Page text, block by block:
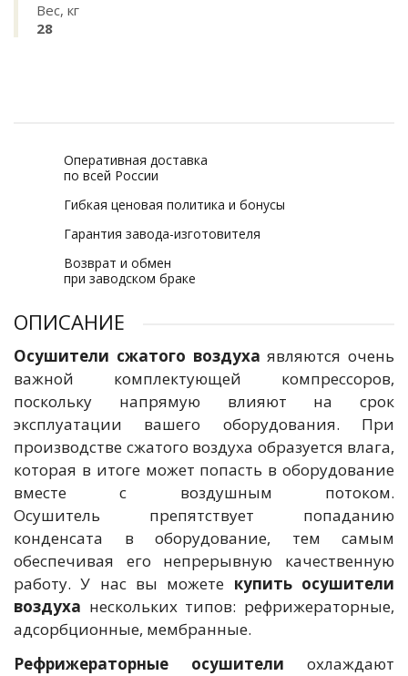
Вес, кг
28
Оперативная доставка
по всей России
Гибкая ценовая политика и бонусы
Гарантия завода-изготовителя
Возврат и обмен
при заводском браке
ОПИСАНИЕ
Осушители сжатого воздуха являются очень
важной комплектующей компрессоров,
поскольку напрямую влияют на срок
эксплуатации вашего оборудования. При
производстве сжатого воздуха образуется влага,
которая в итоге может попасть в оборудование
вместе с воздушным потоком.
Осушитель
препятствует попаданию
конденсата в оборудование, тем самым
обеспечивая его непрерывную качественную
работу. У нас вы можете купить осушители
воздуха нескольких типов: рефрижераторные,
адсорбционные, мембранные.
Рефрижераторные осушители охлаждают